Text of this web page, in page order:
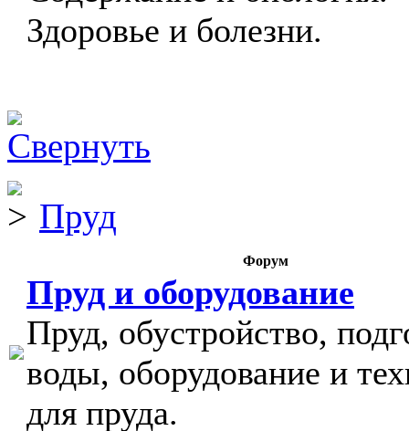
Здоровье и болезни.
Пруд
Форум
Пруд и оборудование
Пруд, обустройство,
воды, оборудование и
для пруда.